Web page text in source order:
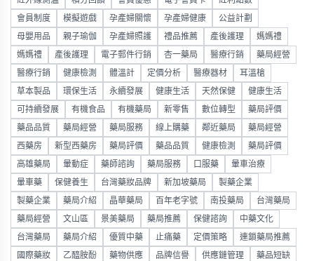
會員制度 模擬遊戲 孕產婦關懷 孕產婦健康 公益計劃
母嬰用品 親子瑜伽 孕產婦照護 禮品推薦 產後護理 媽媽禮
媽媽禮 產後護理 電子郵件行銷 杏一藥局 醫療行銷 藥局經營
醫療行銷 健康檢測 體溫計 定價分析 醫療器材 耳溫槍
草本製品 環保生活 永續發展 健康生活 天然保健 健康生活
可持續發展 有機食品 有機藥局 新零售 數位轉型 藥局評價
藥品品質 藥局經營 藥局服務 線上購藥 鄰近藥局 藥局經營
西藥房 新型西藥房 藥局評價 藥品品質 健康檢測 藥局評價
高雄藥局 暈動症 藥師諮詢 藥局服務 口服藥 暈車治療
暈車藥 保健養生 台灣藥妝品牌 新加坡藥局 製藥企業
製藥企業 藥局介紹 晶華藥局 百年老字號 南投藥局 台灣藥局
藥局經營 文山區 景美藥局 藥局推薦 保健諮詢 中藥文化
台灣藥局 藥局介紹 優質中藥 止痛藥 定價策略 連鎖藥局推薦
國際藥妝 乙醯胺酚 藥物供應 品牌信譽 供應鏈管理 藥品短缺